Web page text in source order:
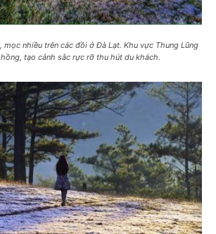
nhiều trên các đồi ở Đà Lạt. Khu vực Thung Lũng
tạo cảnh sắc rực rỡ thu hút du khách.